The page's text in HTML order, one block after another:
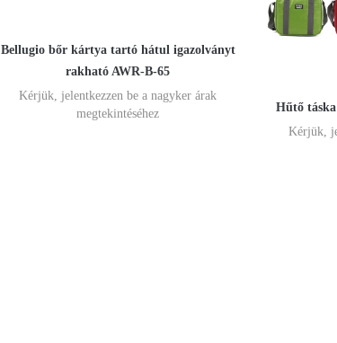
Bellugio bőr kártya tartó hátul igazolványt
rakható AWR-B-65
Kérjük, jelentkezzen be a nagyker árak
megtekintéséhez
Hűtő
Kérjük,